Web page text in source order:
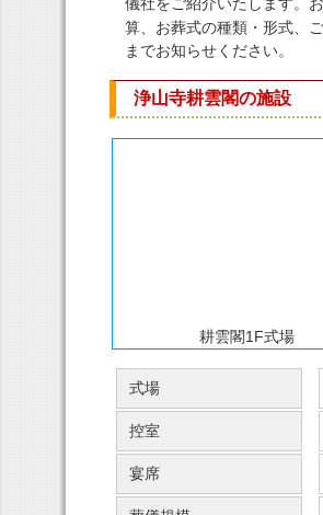
算、お葬式の種類・形式、
までお知らせください。
浄山寺耕雲閣の施設
耕雲閣1F式場
式場
控室
宴席